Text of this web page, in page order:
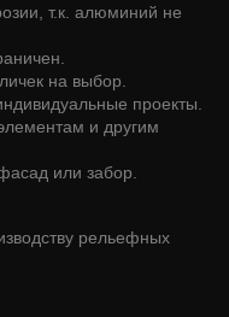
т.к. алюминий не
на выбор.
проекты.
и другим
или забор.
рельефных